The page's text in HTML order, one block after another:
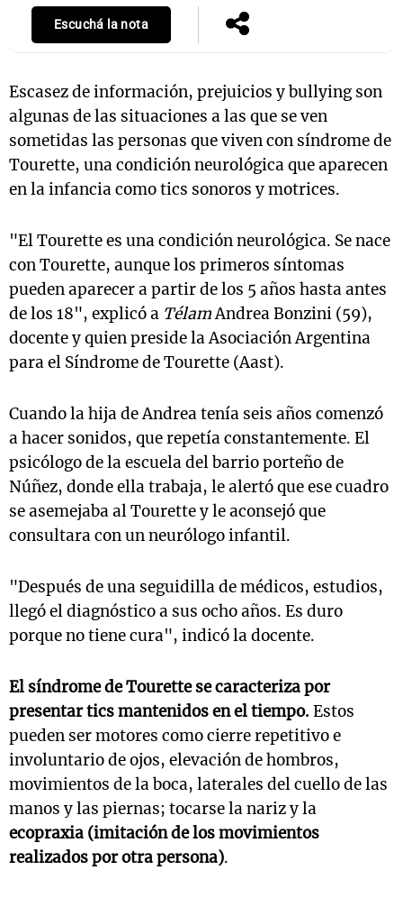
Escuchá la nota
Escasez de información, prejuicios y bullying son
algunas de las situaciones a las que se ven
sometidas las personas que viven con síndrome de
Tourette, una condición neurológica que aparecen
en la infancia como tics sonoros y motrices.
"El Tourette es una condición neurológica. Se nace
con Tourette, aunque los primeros síntomas
pueden aparecer a partir de los 5 años hasta antes
de los 18", explicó a TélamAndrea Bonzini (59),
docente y quien preside la Asociación Argentina
para el Síndrome de Tourette (Aast).
Cuando la hija de Andrea tenía seis años comenzó
a hacer sonidos, que repetía constantemente. El
psicólogo de la escuela del barrio porteño de
Núñez, donde ella trabaja, le alertó que ese cuadro
se asemejaba al Tourette y le aconsejó que
consultara con un neurólogo infantil.
"Después de una seguidilla de médicos, estudios,
llegó el diagnóstico a sus ocho años. Es duro
porque no tiene cura", indicó la docente.
El síndrome de Tourette se caracteriza por
presentar tics mantenidos en el tiempo. Estos
pueden ser motores como cierre repetitivo e
involuntario de ojos, elevación de hombros,
movimientos de la boca, laterales del cuello de las
manos y las piernas; tocarse la nariz y la
ecopraxia (imitación de los movimientos
realizados por otra persona).